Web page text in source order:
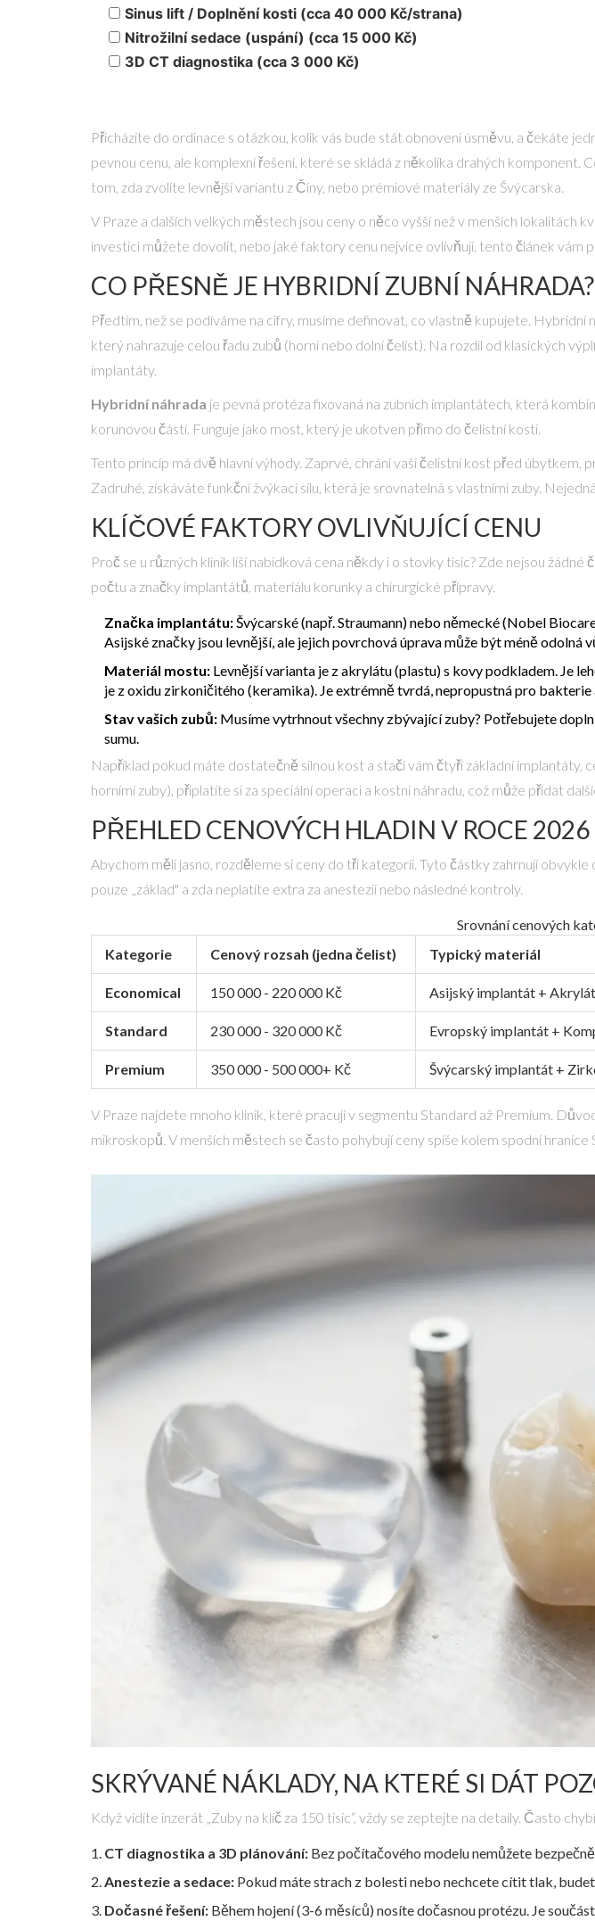
Sinus lift / Doplnění kosti (cca 40 000 Kč/strana)
Nitrožilní sedace (uspání) (cca 15 000 Kč)
3D CT diagnostika (cca 3 000 Kč)
Přicházíte do ordinace s otázkou, kolik vás bude stát obnovení úsměvu, a čekáte
pevnou cenu, ale komplexní řešení, které se skládá z několika drahých komponent.
tom, zda zvolíte levnější variantu z Číny, nebo prémiové materiály ze Švýcarska.
V Praze a dalších velkých městech jsou ceny o něco vyšší než v menších lokalitách
investici můžete dovolit, nebo jaké faktory cenu nejvíce ovlivňují, tento článek vám
CO PŘESNĚ JE HYBRIDNÍ ZUBNÍ NÁHRADA?
Předtím, než se podíváme na cifry, musíme definovat, co vlastně kupujete. Hybridní
který nahrazuje celou řadu zubů (horní nebo dolní čelist). Na rozdíl od klasických
implantáty.
Hybridní náhrada je pevná protéza fixovaná na zubních implantátech, která
korunovou částí. Funguje jako most, který je ukotven přímo do čelistní kosti.
Tento princip má dvě hlavní výhody. Zaprvé, chrání vaši čelistní kost před
Zadruhé, získáváte funkční žvýkací sílu, která je srovnatelná s vlastními zuby.
KLÍČOVÉ FAKTORY OVLIVŇUJÍCÍ CENU
Proč se u různých klinik liší nabídková cena někdy i o stovky tisíc? Zde nejsou
počtu a značky implantátů, materiálu korunky a chirurgické přípravy.
Značka implantátu:Švýcarské (např. Straumann) nebo německé (Nobel
Asijské značky jsou levnější, ale jejich povrchová úprava může být méně odolná
Materiál mostu: Levnější varianta je z akrylátu (plastu) s kovy podkladem. Je
je z oxidu zirkoničitého (keramika). Je extrémně tvrdá, nepropustná pro
Stav vašich zubů: Musíme vytrhnout všechny zbývající zuby? Potřebujete
sumu.
Například pokud máte dostatečně silnou kost a stačí vám čtyři základní implantáty,
horními zuby), připlatíte si za speciální operaci a kostní náhradu, což může přidat
PŘEHLED CENOVÝCH HLADIN V ROCE 2026
Abychom měli jasno, rozděleme si ceny do tří kategorií. Tyto částky zahrnují
pouze „základ" a zda neplatíte extra za anestezii nebo následné kontroly.
Srovnání cenových
Kategorie
Cenový rozsah (jedna čelist) Typický materiál
Economical 150 000 - 220 000 Kč Asijský implantát +
Standard 230 000 - 320 000 Kč Evropský implantát +
Premium 350 000 - 500 000+ Kč Švýcarský implantát +
V Praze najdete mnoho klinik, které pracují v segmentu Standard až Premium.
mikroskopů. V menších městech se často pohybují ceny spíše kolem spodní
SKRÝVANÉ NÁKLADY, NA KTERÉ SI DÁT
Když vidíte inzerát „Zuby na klíč za 150 tisíc“, vždy se zeptejte na detaily. Často
CT diagnostika a 3D plánování: Bez počítačového modelu nemůžete
Anestezie a sedace: Pokud máte strach z bolesti nebo nechcete cítit tlak,
Dočasné řešení: Během hojení (3-6 měsíců) nosíte dočasnou protézu. Je